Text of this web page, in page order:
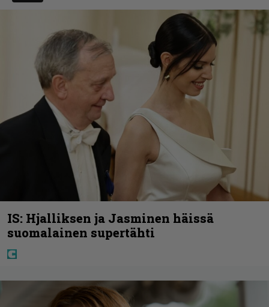
IS: Hjalliksen ja Jasminen häissä
suomalainen supertähti